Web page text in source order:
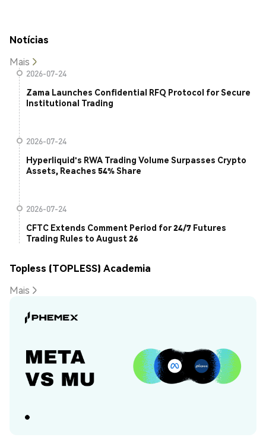
Notícias
Mais
2026-07-24
Zama Launches Confidential RFQ Protocol for Secure
Institutional Trading
2026-07-24
Hyperliquid's RWA Trading Volume Surpasses Crypto
Assets, Reaches 54% Share
2026-07-24
CFTC Extends Comment Period for 24/7 Futures
Trading Rules to August 26
Topless (TOPLESS) Academia
Mais